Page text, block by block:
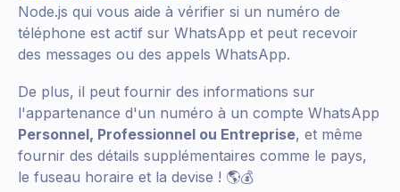
Node.js qui vous aide à vérifier si un numéro de
téléphone est actif sur WhatsApp et peut recevoir
des messages ou des appels WhatsApp.
De plus, il peut fournir des informations sur
l'appartenance d'un numéro à un compte WhatsApp
Personnel, Professionnel ou Entreprise, et même
fournir des détails supplémentaires comme le pays,
le fuseau horaire et la devise ! 🌎💰